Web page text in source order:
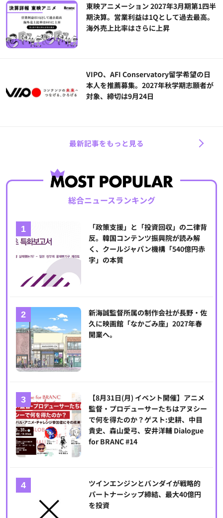
東映アニメーション 2027年3月期第1四半
期決算。営業利益は1Qとして過去最高。
海外売上比率はさらに上昇
VIPO、AFI Conservatory留学希望の日
本人を推薦募集。2027年秋学期志願者が
対象、締切は9月24日
最新記事をもっと見る
総合ニュースランキング
「政策支援」と「投資回収」の二律背
反。韓国コンテンツ振興院が読み解
く、クールジャパン機構「540億円赤
字」の本質
新海誠監督所属の制作会社が長野・佐
久に映画館「なかごみ座」2027年春
開業へ。
【8月31日(月) イベント開催】アニメ
監督・プロデューサーたちはアヌシー
で何を得たのか？ゲスト:史耕、中目
貴史、森山愛弓、安井洋輔 Dialogue
for BRANC #14
ツインエンジンとバンダイが戦略的
パートナーシップ締結、最大40億円
を投資